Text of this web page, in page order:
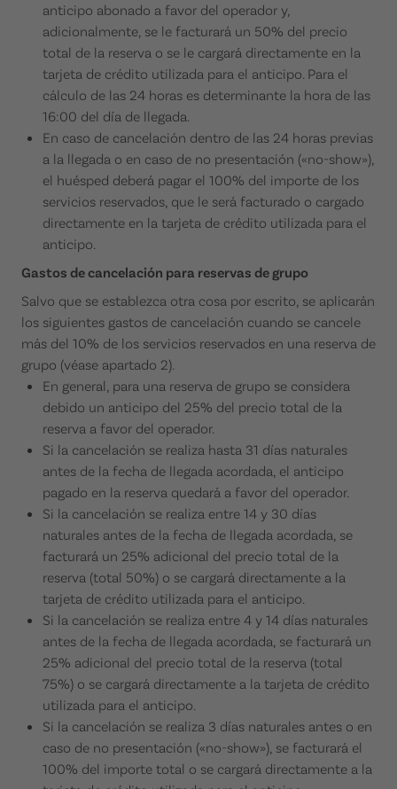
anticipo abonado a favor del operador y,
adicionalmente, se le facturará un 50% del precio
total de la reserva o se le cargará directamente en la
tarjeta de crédito utilizada para el anticipo. Para el
cálculo de las 24 horas es determinante la hora de las
16:00 del día de llegada.
En caso de cancelación dentro de las 24 horas previas
a la llegada o en caso de no presentación («no-show»),
el huésped deberá pagar el 100% del importe de los
servicios reservados, que le será facturado o cargado
directamente en la tarjeta de crédito utilizada para el
anticipo.
Gastos de cancelación para reservas de grupo
Salvo que se establezca otra cosa por escrito, se aplicarán
los siguientes gastos de cancelación cuando se cancele
más del 10% de los servicios reservados en una reserva de
grupo (véase apartado 2).
En general, para una reserva de grupo se considera
debido un anticipo del 25% del precio total de la
reserva a favor del operador.
Si la cancelación se realiza hasta 31 días naturales
antes de la fecha de llegada acordada, el anticipo
pagado en la reserva quedará a favor del operador.
Si la cancelación se realiza entre 14 y 30 días
naturales antes de la fecha de llegada acordada, se
facturará un 25% adicional del precio total de la
reserva (total 50%) o se cargará directamente a la
tarjeta de crédito utilizada para el anticipo.
Si la cancelación se realiza entre 4 y 14 días naturales
antes de la fecha de llegada acordada, se facturará un
25% adicional del precio total de la reserva (total
75%) o se cargará directamente a la tarjeta de crédito
utilizada para el anticipo.
Si la cancelación se realiza 3 días naturales antes o en
caso de no presentación («no-show»), se facturará el
100% del importe total o se cargará directamente a la